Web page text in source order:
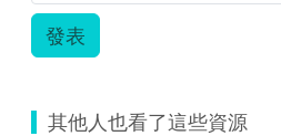
發表
其他人也看了這些資源